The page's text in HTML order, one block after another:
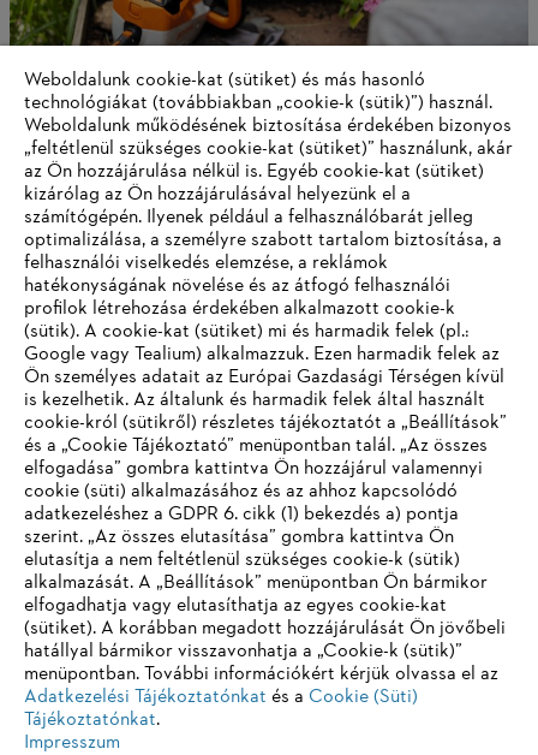
Innováció
Információk a beszállítók számára
Termékek
Kapcsolat
Karrier
Bejelentő rendszer
ImpresszumAdatvédelmi szabályzat
Weboldalunk cookie-kat (sütiket) és más hasonló
technológiákat (továbbiakban „cookie-k (sütik)”) használ.
Weboldalunk működésének biztosítása érdekében bizonyos
„feltétlenül szükséges cookie-kat (sütiket)” használunk, akár
az Ön hozzájárulása nélkül is. Egyéb cookie-kat (sütiket)
kizárólag az Ön hozzájárulásával helyezünk el a
számítógépén. Ilyenek például a felhasználóbarát jelleg
optimalizálása, a személyre szabott tartalom biztosítása, a
felhasználói viselkedés elemzése, a reklámok
hatékonyságának növelése és az átfogó felhasználói
profilok létrehozása érdekében alkalmazott cookie-k
(sütik). A cookie-kat (sütiket) mi és harmadik felek (pl.:
Google vagy Tealium) alkalmazzuk. Ezen harmadik felek az
Ön személyes adatait az Európai Gazdasági Térségen kívül
is kezelhetik. Az általunk és harmadik felek által használt
cookie-król (sütikről) részletes tájékoztatót a „Beállítások”
és a „Cookie Tájékoztató” menüpontban talál. „Az összes
elfogadása” gombra kattintva Ön hozzájárul valamennyi
cookie (süti) alkalmazásához és az ahhoz kapcsolódó
adatkezeléshez a GDPR 6. cikk (1) bekezdés a) pontja
szerint. „Az összes elutasítása” gombra kattintva Ön
elutasítja a nem feltétlenül szükséges cookie-k (sütik)
alkalmazását. A „Beállítások” menüpontban Ön bármikor
elfogadhatja vagy elutasíthatja az egyes cookie-kat
(sütiket). A korábban megadott hozzájárulását Ön jövőbeli
hatállyal bármikor visszavonhatja a „Cookie-k (sütik)”
menüpontban. További információkért kérjük olvassa el az
Adatkezelési Tájékoztatónkat és a Cookie (Süti)
Tájékoztatónkat.
Impresszum